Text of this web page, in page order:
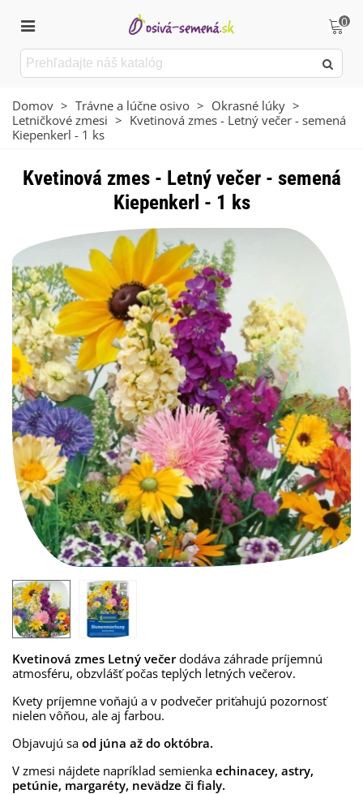
0
Domov > Trávne a lúčne osivo > Okrasné lúky >
Letničkové zmesi > Kvetinová zmes - Letný večer - semená
Kiepenkerl - 1 ks
Kvetinová zmes - Letný večer - semená
Kiepenkerl - 1 ks
Kvetinová zmes Letný večerdodáva záhrade príjemnú
atmosféru, obzvlášť počas teplých letných večerov.
Kvety príjemne voňajú a v podvečer priťahujú pozornosť
nielen vôňou, ale aj farbou.
Objavujú sa od júna až do októbra.
V zmesi nájdete napríklad semienka echinacey, astry,
petúnie, margaréty, nevädze či fialy.